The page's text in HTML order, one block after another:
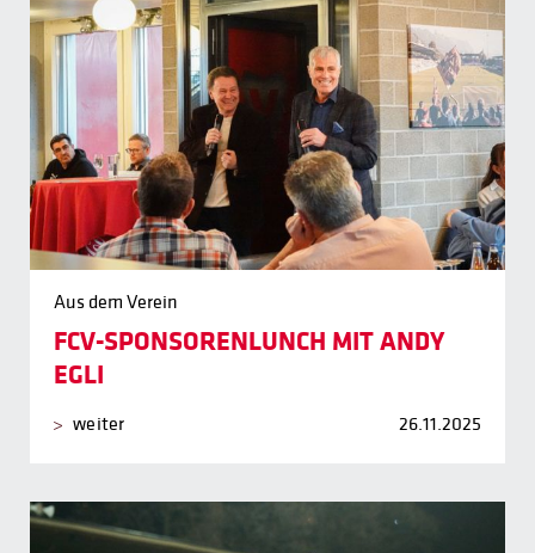
Aus dem Verein
FCV-SPONSORENLUNCH MIT ANDY
EGLI
weiter 26.11.2025